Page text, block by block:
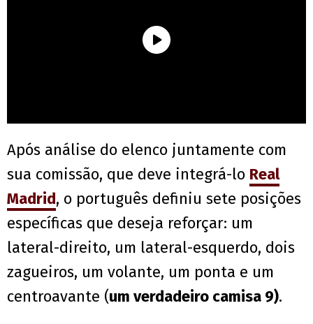
Após análise do elenco juntamente com
sua comissão, que deve integrá-lo Real
Madrid, o português definiu sete posições
específicas que deseja reforçar: um
lateral-direito, um lateral-esquerdo, dois
zagueiros, um volante, um ponta e um
centroavante (um verdadeiro camisa 9).